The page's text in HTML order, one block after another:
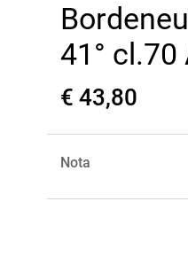
41°
€ 43,80
Nota